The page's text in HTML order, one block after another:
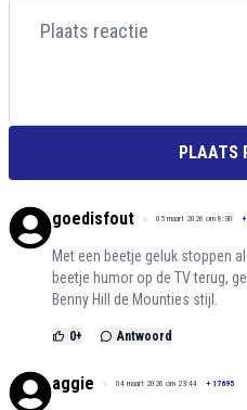
PLAATS
goedisfout 05 maart 2026 om 8:30 +
Met een beetje geluk stoppen
beetje humor op de TV terug,
Benny Hill de Mounties stijl.
0+ Antwoord
aggie 04 maart 2026 om 23:44 + 17695